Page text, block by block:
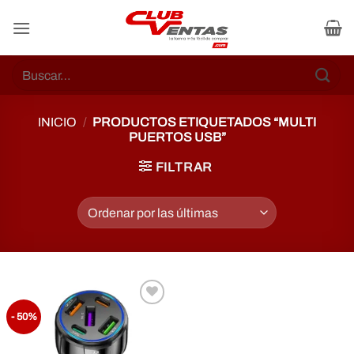
INICIO / PRODUCTOS ETIQUETADOS “MULTI
PUERTOS USB”
FILTRAR
- 50%